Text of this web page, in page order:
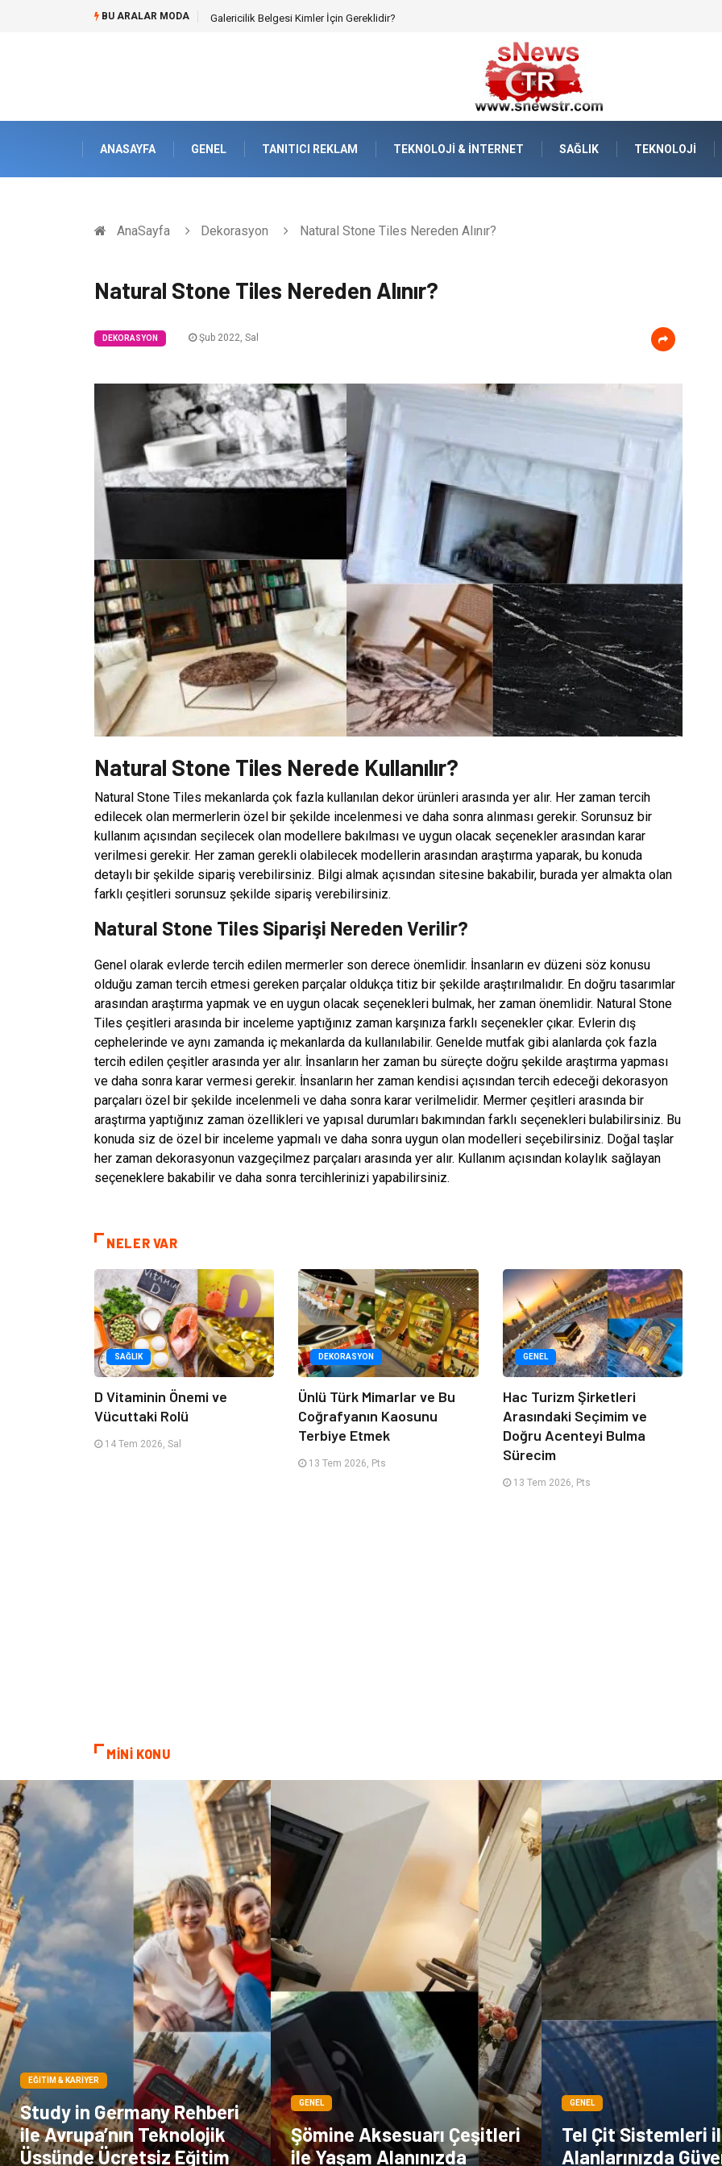
BU ARALAR MODA Galericilik Belgesi Kimler İçin Gereklidir?
ANASAYFA GENEL TANITICI REKLAM TEKNOLOJI & İNTERNET SAĞLIK TEKNOLOJI
AnaSayfa Dekorasyon Natural Stone Tiles Nereden Alınır?
Natural Stone Tiles Nereden Alınır?
DEKORASYON Şub 2022, Sal
Natural Stone Tiles Nerede Kullanılır?
Natural Stone Tiles mekanlarda çok fazla kullanılan dekor ürünleri arasında yer alır. Her zaman tercih
edilecek olan mermerlerin özel bir şekilde incelenmesi ve daha sonra alınması gerekir. Sorunsuz bir
kullanım açısından seçilecek olan modellere bakılması ve uygun olacak seçenekler arasından karar
verilmesi gerekir. Her zaman gerekli olabilecek modellerin arasından araştırma yaparak, bu konuda
detaylı bir şekilde sipariş verebilirsiniz. Bilgi almak açısından sitesine bakabilir, burada yer almakta olan
farklı çeşitleri sorunsuz şekilde sipariş verebilirsiniz.
Natural Stone Tiles Siparişi Nereden Verilir?
Genel olarak evlerde tercih edilen mermerler son derece önemlidir. İnsanların ev düzeni söz konusu
olduğu zaman tercih etmesi gereken parçalar oldukça titiz bir şekilde araştırılmalıdır. En doğru tasarımlar
arasından araştırma yapmak ve en uygun olacak seçenekleri bulmak, her zaman önemlidir. Natural Stone
Tiles çeşitleri arasında bir inceleme yaptığınız zaman karşınıza farklı seçenekler çıkar. Evlerin dış
cephelerinde ve aynı zamanda iç mekanlarda da kullanılabilir. Genelde mutfak gibi alanlarda çok fazla
tercih edilen çeşitler arasında yer alır. İnsanların her zaman bu süreçte doğru şekilde araştırma yapması
ve daha sonra karar vermesi gerekir. İnsanların her zaman kendisi açısından tercih edeceği dekorasyon
parçaları özel bir şekilde incelenmeli ve daha sonra karar verilmelidir. Mermer çeşitleri arasında bir
araştırma yaptığınız zaman özellikleri ve yapısal durumları bakımından farklı seçenekleri bulabilirsiniz. Bu
konuda siz de özel bir inceleme yapmalı ve daha sonra uygun olan modelleri seçebilirsiniz. Doğal taşlar
her zaman dekorasyonun vazgeçilmez parçaları arasında yer alır. Kullanım açısından kolaylık sağlayan
seçeneklere bakabilir ve daha sonra tercihlerinizi yapabilirsiniz.
NELER VAR
SAĞLIK
D Vitaminin Önemi ve
Vücuttaki Rolü
14 Tem 2026, Sal
DEKORASYON
Ünlü Türk Mimarlar ve Bu
Coğrafyanın Kaosunu
Terbiye Etmek
13 Tem 2026, Pts
GENEL
Hac Turizm Şirketleri
Arasındaki Seçimim ve
Doğru Acenteyi Bulma
Sürecim
13 Tem 2026, Pts
MİNİ KONU
EĞITIM & KARIYER
Study in Germany Rehberi
ile Avrupa’nın Teknolojik
Üssünde Ücretsiz Eğitim
GENEL
Şömine Aksesuarı Çeşitleri
ile Yaşam Alanınızda
GENEL
Tel Çit Sistemleri
Alanlarınızda